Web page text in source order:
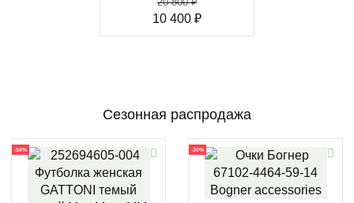
10 400 ₽
Сезонная распродажа
-50% -30%